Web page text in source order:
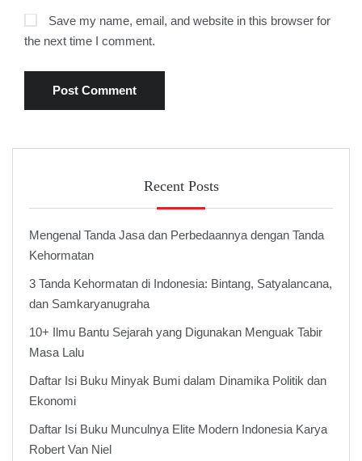
Save my name, email, and website in this browser for
the next time I comment.
Recent Posts
Mengenal Tanda Jasa dan Perbedaannya dengan Tanda
Kehormatan
3 Tanda Kehormatan di Indonesia: Bintang, Satyalancana,
dan Samkaryanugraha
10+ Ilmu Bantu Sejarah yang Digunakan Menguak Tabir
Masa Lalu
Daftar Isi Buku Minyak Bumi dalam Dinamika Politik dan
Ekonomi
Daftar Isi Buku Munculnya Elite Modern Indonesia Karya
Robert Van Niel